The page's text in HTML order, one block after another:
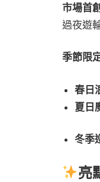
市場首
過夜遊
季節限
春日
夏日
冬季
亮